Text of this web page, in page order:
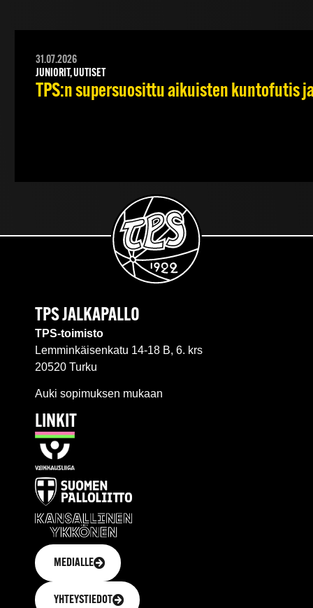
31.07.2026
JUNIORIT, UUTISET
TPS:n supersuosittu aikuisten kuntofutis
TPS JALKAPALLO
TPS-toimisto
Lemminkäisenkatu 14-18 B, 6. krs
20520 Turku
Auki sopimuksen mukaan
LINKIT
MEDIALLE
YHTEYSTIEDOT